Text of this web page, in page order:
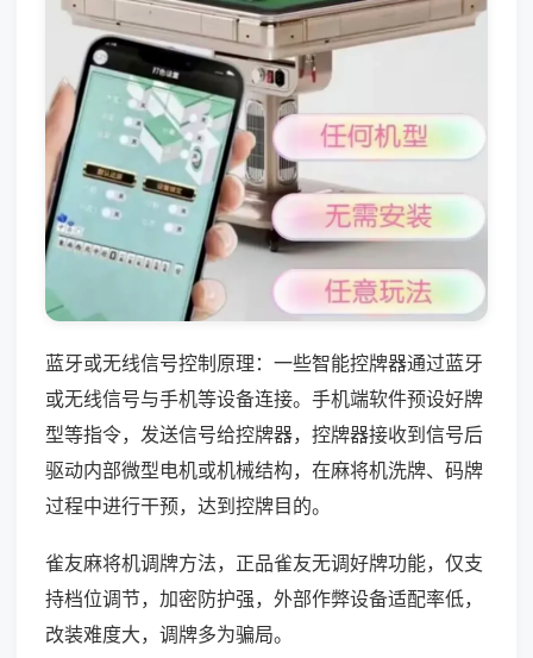
蓝牙或无线信号控制原理：一些智能控牌器通过蓝牙
或无线信号与手机等设备连接。手机端软件预设好牌
型等指令，发送信号给控牌器，控牌器接收到信号后
驱动内部微型电机或机械结构，在麻将机洗牌、码牌
过程中进行干预，达到控牌目的。
雀友麻将机调牌方法，正品雀友无调好牌功能，仅支
持档位调节，加密防护强，外部作弊设备适配率低，
改装难度大，调牌多为骗局。